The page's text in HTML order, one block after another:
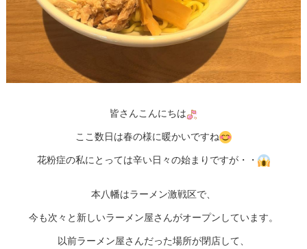
皆さんこんにちは
ここ数日は春の様に暖かいですね
花粉症の私にとっては辛い日々の始まりですが・・
本八幡はラーメン激戦区で、
今も次々と新しいラーメン屋さんがオープンしています。
以前ラーメン屋さんだった場所が閉店して、